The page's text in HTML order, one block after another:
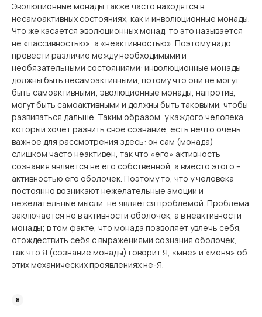
Эволюционные монады также часто находятся в
несамоактивных состояниях, как и инволюционные монады.
Что же касается эволюционных монад, то это называется
не «пассивностью», а «неактивностью». Поэтому надо
провести различие между необходимыми и
необязательными состояниями: инволюционные монады
должны быть несамоактивными, потому что они не могут
быть самоактивными; эволюционные монады, напротив,
могут быть самоактивными и должны быть таковыми, чтобы
развиваться дальше. Таким образом, у каждого человека,
который хочет развить свое сознание, есть нечто очень
важное для рассмотрения здесь: он сам (монада)
слишком часто неактивен, так что «его» активность
сознания является не его собственной, а вместо этого –
активностью его оболочек. Поэтому то, что у человека
постоянно возникают нежелательные эмоции и
нежелательные мысли, не является проблемой. Проблема
заключается не в активности оболочек, а в неактивности
монады; в том факте, что монада позволяет увлечь себя,
отождествить себя с выражениями сознания оболочек,
так что Я (сознание монады) говорит Я, «мне» и «меня» об
этих механических проявлениях не-Я.